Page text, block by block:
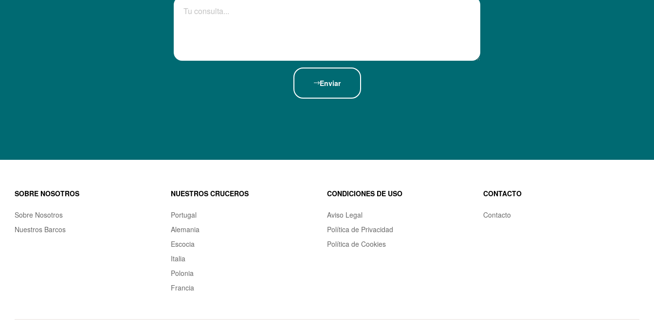
Enviar
SOBRE NOSOTROS
Sobre Nosotros
Nuestros Barcos
NUESTROS CRUCEROS
Portugal
Alemania
Escocia
Italia
Polonia
Francia
CONDICIONES DE USO
Aviso Legal
Política de Privacidad
Política de Cookies
CONTACTO
Contacto